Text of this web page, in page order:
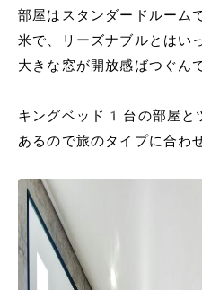
部屋はスタンダードルー
米で、リーズナブルとはい
大きな窓が開放感ばつぐん
キングベッド1台の部屋
あるので旅のタイプに合わ